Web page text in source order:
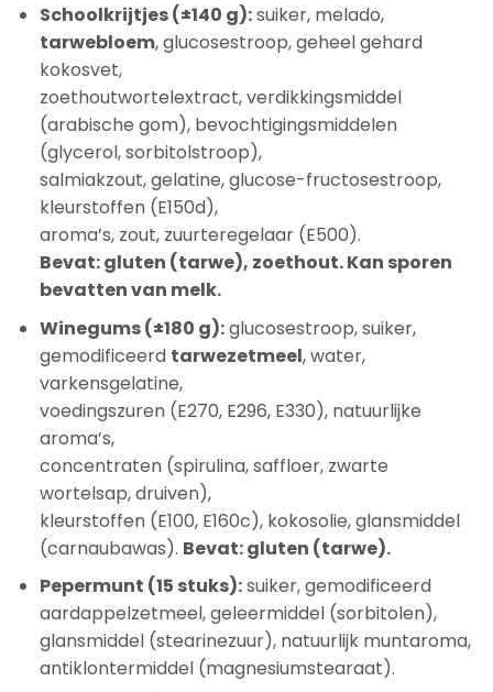
Schoolkrijtjes (±140 g):suiker, melado,
tarwebloem, glucosestroop, geheel gehard
kokosvet,
zoethoutwortelextract, verdikkingsmiddel
(arabische gom), bevochtigingsmiddelen
(glycerol, sorbitolstroop),
salmiakzout, gelatine, glucose-fructosestroop,
kleurstoffen (E150d),
aroma’s, zout, zuurteregelaar (E500).
Bevat: gluten (tarwe), zoethout. Kan sporen
bevatten van melk.
Winegums (±180 g):glucosestroop, suiker,
gemodificeerd tarwezetmeel, water,
varkensgelatine,
voedingszuren (E270, E296, E330), natuurlijke
aroma’s,
concentraten (spirulina, saffloer, zwarte
wortelsap, druiven),
kleurstoffen (E100, E160c), kokosolie, glansmiddel
(carnaubawas). Bevat: gluten (tarwe).
Pepermunt (15 stuks):suiker, gemodificeerd
aardappelzetmeel, geleermiddel (sorbitolen),
glansmiddel (stearinezuur), natuurlijk muntaroma,
antiklontermiddel (magnesiumstearaat).